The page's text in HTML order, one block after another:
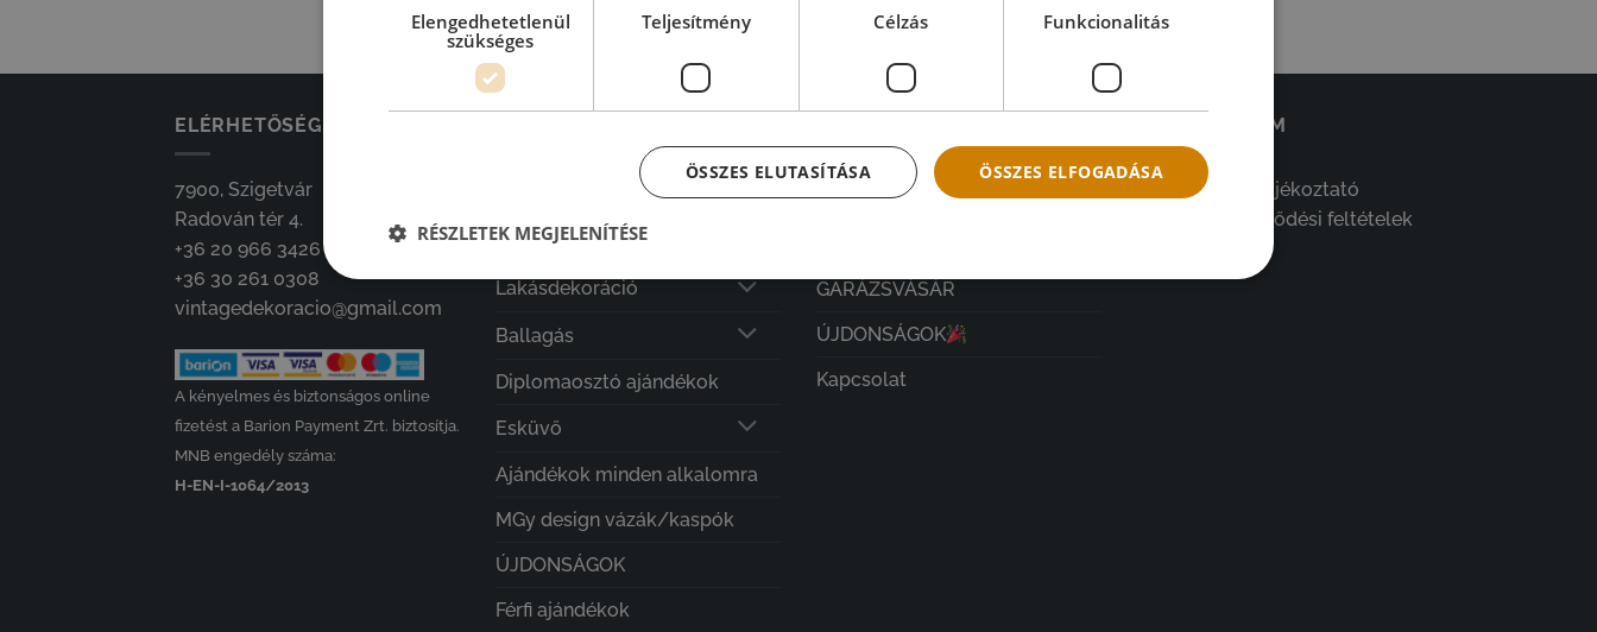
ELÉRHETŐSÉGEINK
7900, Szigetvár
Radován tér 4.
+36 20 966 3426
+36 30 261 0308
vintagedekoracio@gmail.com
A kényelmes és biztonságos online
fizetést a Barion Payment Zrt. biztosítja.
MNB engedély száma:
H-EN-I-1064/2013
GARÁZSVÁSÁR
Lakásdekoráció
Ballagás
Diplomaosztó ajándékok
Esküvő
Ajándékok minden alkalomra
MGy design vázák/kaspók
ÚJDONSÁGOK
Férfi ajándékok
Főoldal
GARÁZSVÁSÁR
ÚJDONSÁGOK
Kapcsolat
ADATVÉDELEM
Adatkezelési tájékoztató
Általános szerződési feltételek
Elengedhetetlenül
szükséges
Teljesítmény Célzás Funkcionalitás
ÖSSZES ELFOGADÁSA
ÖSSZES ELUTASÍTÁSA
RÉSZLETEK MEGJELENÍTÉSE